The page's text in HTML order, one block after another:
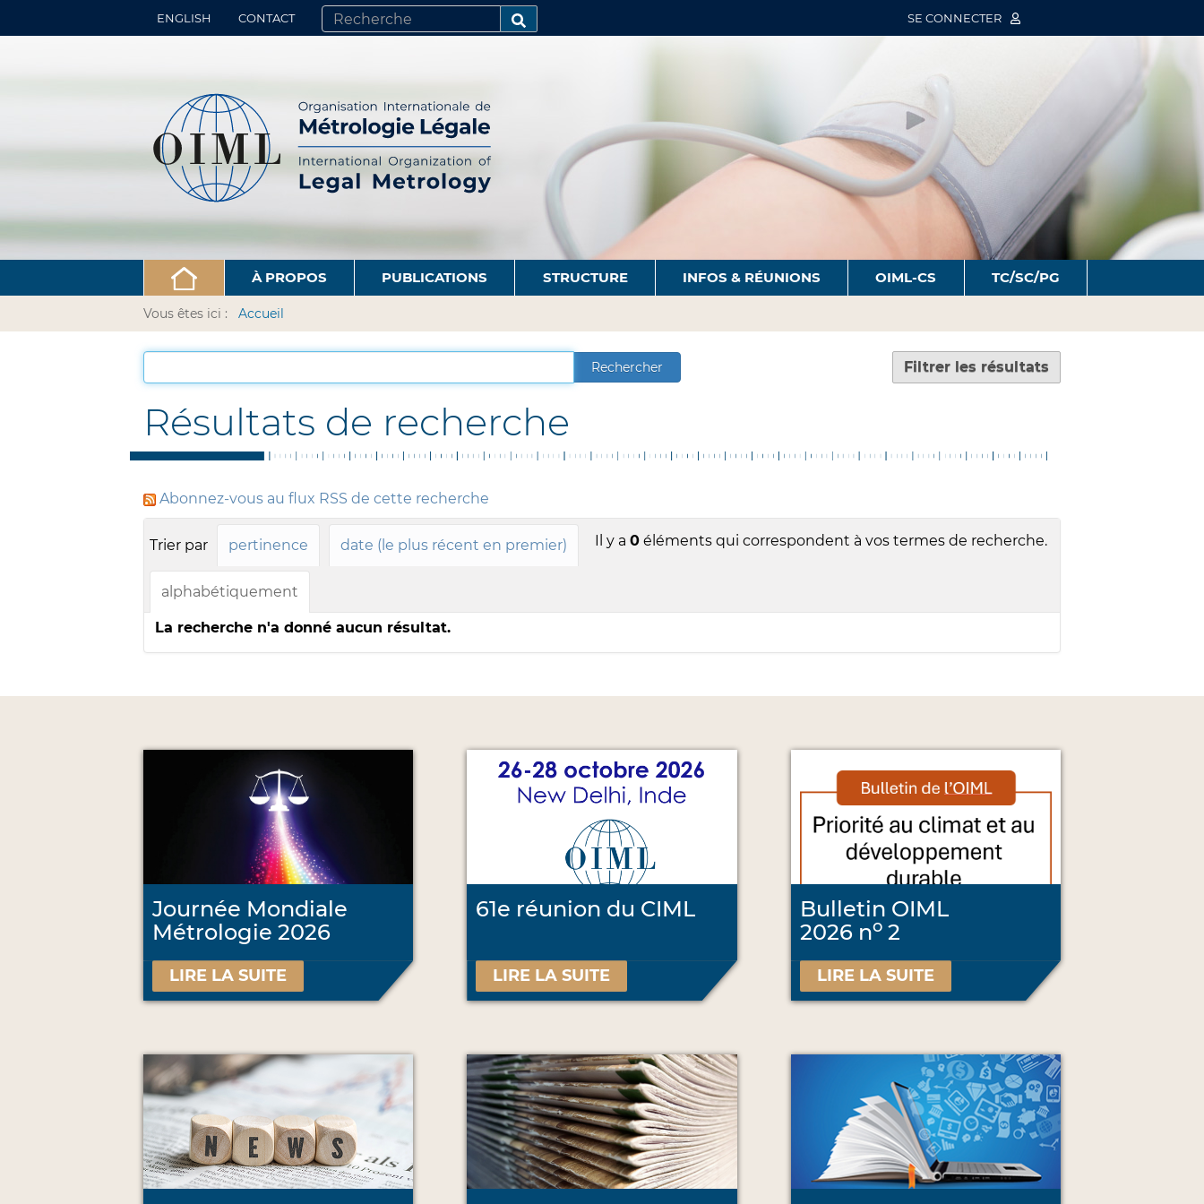
ENGLISH CONTACT
CHERCHER PAR
RECHERCHE AVANCÉE…
SE CONNECTER
À PROPOS PUBLICATIONS STRUCTURE INFOS & RÉUNIONS OIML-CS TC/SC/PG
Vous êtes ici : Accueil
Filtrer les résultats
Résultats de recherche
Abonnez-vous au flux RSS de cette recherche
Il y a 0 éléments qui correspondent à vos termes de recherche.
Trier par pertinence date (le plus récent en premier)
alphabétiquement
La recherche n'a donné aucun résultat.
Journée Mondiale
Métrologie 2026
LIRE LA SUITE
61e réunion du CIML
LIRE LA SUITE
Bulletin OIML
2026 no2
LIRE LA SUITE